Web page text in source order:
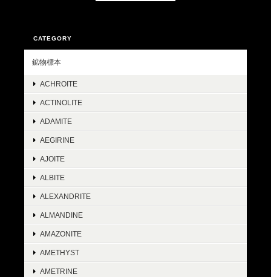
CATEGORY
鉱物標本
ACHROITE
ACTINOLITE
ADAMITE
AEGIRINE
AJOITE
ALBITE
ALEXANDRITE
ALMANDINE
AMAZONITE
AMETHYST
AMETRINE